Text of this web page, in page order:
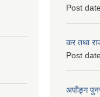
Post
कर तथा
Post
अपाँङ्ग